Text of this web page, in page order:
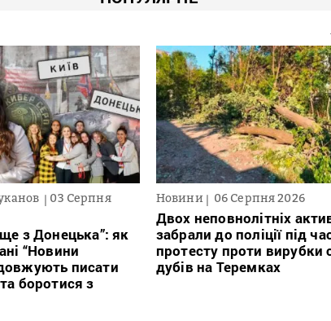
03 Серпня
з Донецька”: як
“Новини
писати
боротися з
Новини 06 Серпня 2026
Двох неповнолітніх
забрали до поліції під
протесту проти вирубки
дубів на Теремках